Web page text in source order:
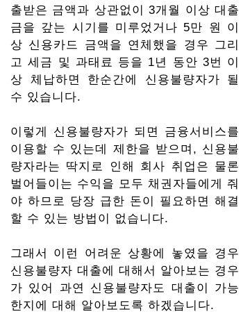
출받은 금액과 상관없이 3개월 이상 대출
금을 갚는 시기를 미루었거나 5만 원 이
상 신용카드 금액을 연체했을 경우 그리
고 세금 및 과태료 등을 1년 동안 3번 이
상 체납하면 한순간에 신용불량자가 될
수 있습니다.
이렇게 신용불량자가 되면 금융서비스를
이용할 수 있는데 제한을 받으며, 신용불
량자라는 딱지로 인해 회사 취업은 물론
벌어들이는 수익을 모두 채권자들에게 줘
야 하므로 당장 급한 돈이 필요하면 해결
할 수 있는 방법이 없습니다.
그래서 이런 어려운 상황에 놓였을 경우
신용불량자 대출에 대해서 알아보는 경우
가 있어 과연 신용불량자도 대출이 가능
한지에 대해 알아보도록 하겠습니다.